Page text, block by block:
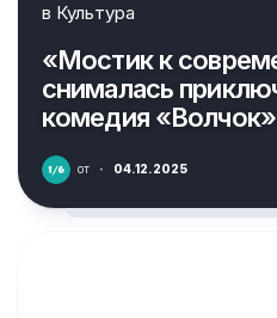
в Культура
«Мостик к
снималась
комедия «Волчок»
от · 04.12.2025